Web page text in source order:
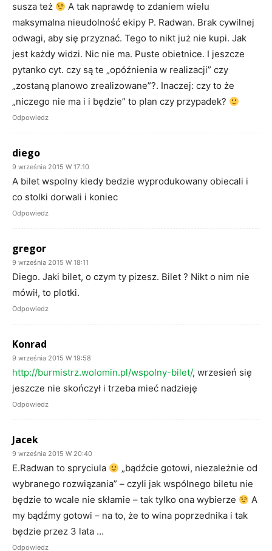
susza też
A tak naprawdę to zdaniem wielu
maksymalna nieudolność ekipy P. Radwan. Brak cywilnej
odwagi, aby się przyznać. Tego to nikt już nie kupi. Jak
jest każdy widzi. Nic nie ma. Puste obietnice. I jeszcze
pytanko cyt. czy są te „opóźnienia w realizacji” czy
„zostaną planowo zrealizowane”?. Inaczej: czy to że
„niczego nie ma i i będzie” to plan czy przypadek?
Odpowiedz
diego
9 września 2015 W 17:10
A bilet wspolny kiedy bedzie wyprodukowany obiecali i
co stolki dorwali i koniec
Odpowiedz
gregor
9 września 2015 W 18:11
Diego. Jaki bilet, o czym ty pizesz. Bilet ? Nikt o nim nie
mówił, to plotki.
Odpowiedz
Konrad
9 września 2015 W 19:58
http://burmistrz.wolomin.pl/wspolny-bilet/, wrzesień się
jeszcze nie skończył i trzeba mieć nadzieję
Odpowiedz
Jacek
9 września 2015 W 20:40
E.Radwan to spryciula
„bądźcie gotowi, niezależnie od
wybranego rozwiązania” – czyli jak wspólnego biletu nie
będzie to wcale nie skłamie – tak tylko ona wybierze
A
my bądźmy gotowi – na to, że to wina poprzednika i tak
będzie przez 3 lata …
Odpowiedz